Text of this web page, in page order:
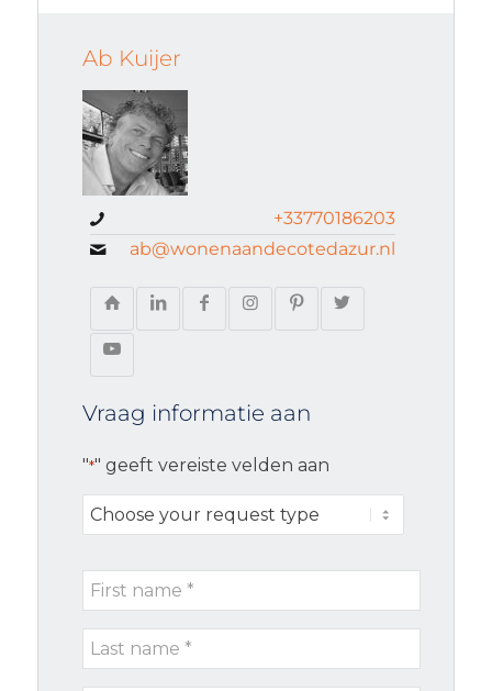
Ab Kuijer
+33770186203
ab@wonenaandecotedazur.nl
Vraag informatie aan
"*" geeft vereiste velden aan
Choose
your
type
First
name
Last
name